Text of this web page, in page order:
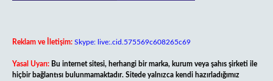
Reklam ve İletişim: Skype: live:.cid.575569c608265c69
Yasal Uyarı: Bu internet sitesi, herhangi bir marka, kurum veya şahıs şirketi ile
hiçbir bağlantısı bulunmamaktadır. Sitede yalnızca kendi hazırladığımız